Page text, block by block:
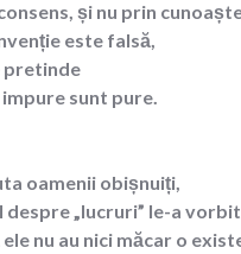
și nu prin
este falsă,
pretinde
sunt pure.
oamenii obișnuiți,
„lucruri” le-a
nu au nici măcar o